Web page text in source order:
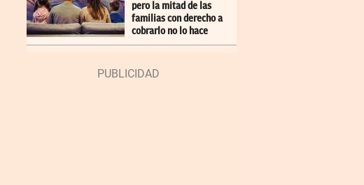
pero la mitad de las
familias con derecho a
cobrarlo no lo hace